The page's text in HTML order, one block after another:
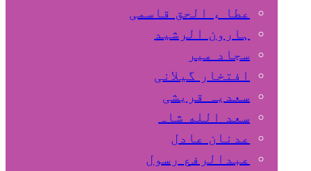
عطا ء الحق قاسمی
ہارون الرشید
سجاد میر
افتخار گیلانی
سعدیہ قریشی
سعد الله شاہ
عدنان عادل
عبدالرفع رسول